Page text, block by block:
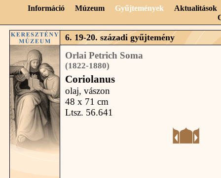
Információ Múzeum Gyűjtemények
Aktualitások
6. 19-20. századi gyűjtemény
Orlai Petrich Soma
(1822-1880)
Coriolanus
olaj, vászon
48 x 71 cm
Ltsz. 56.641